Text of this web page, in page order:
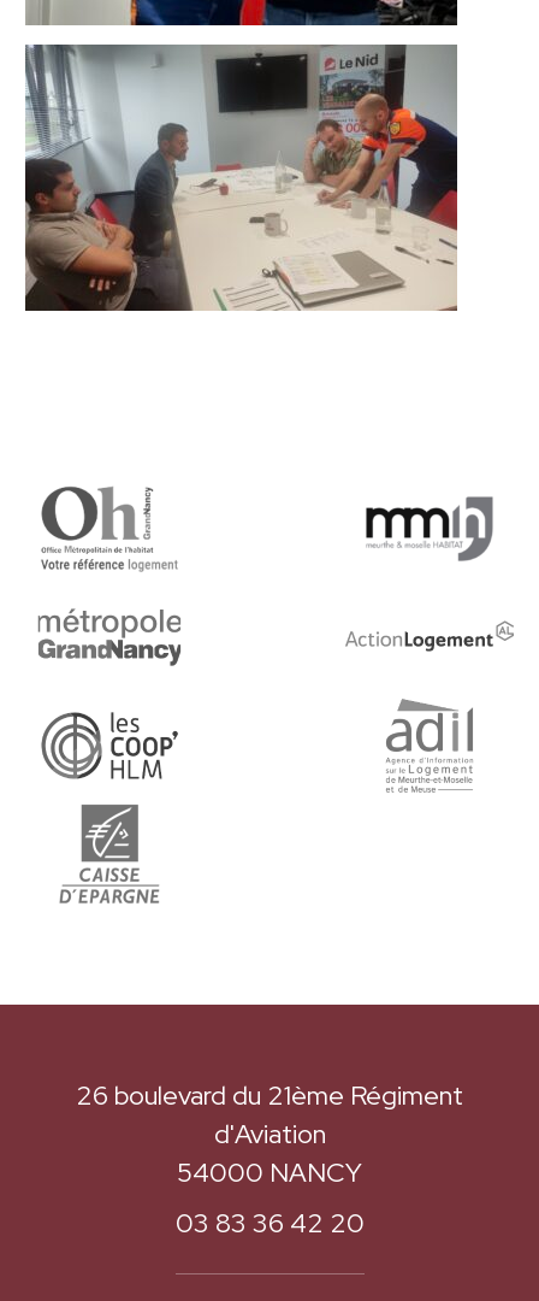
26 boulevard du 21ème Régiment
d'Aviation
54000 NANCY
03 83 36 42 20